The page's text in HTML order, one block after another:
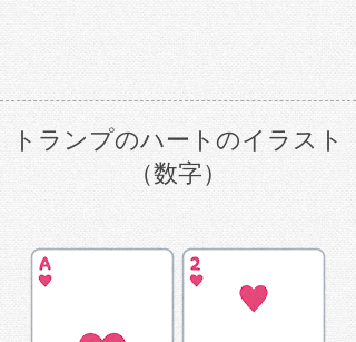
トランプのハートのイラスト
（数字）